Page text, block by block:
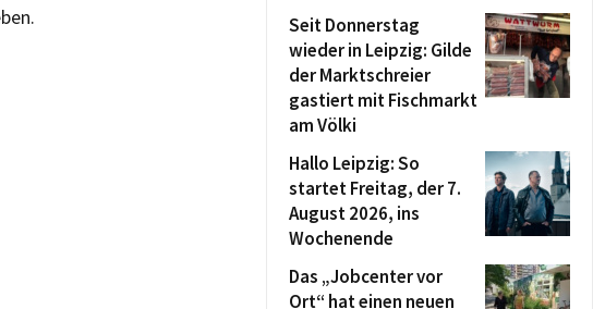
Seit Donnerstag
wieder in Leipzig: Gilde
der Marktschreier
gastiert mit Fischmarkt
am Völki
Hallo Leipzig: So
startet Freitag, der 7.
August 2026, ins
Wochenende
Das „Jobcenter vor
Ort“ hat einen neuen